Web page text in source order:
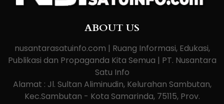
ABOUT US
nusantarasatuinfo.com | Ruang Informasi, Edukasi,
Publikasi dan Propaganda Kita Semua | PT. Nusantara
Satu Info
Alamat : Jl. Sultan Aliminudin, Kelurahan Sambutan,
Kec.Sambutan - Kota Samarinda, 75115, Prov.